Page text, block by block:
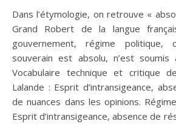
Dans l’étymologie, on retrouve « absous », au-dessus Le
Grand Robert de la langue
gouvernement, régime
souverain est absolu, n’est
Vocabulaire technique et critique
Lalande : Esprit d’intransigeance,
de nuances dans les opinions.
Esprit d’intransigeance, absence de